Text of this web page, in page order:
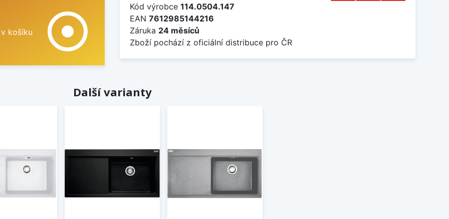
košíku
adjust
Kód výrobce 114.0504.147
EAN 7612985144216
Záruka 24 měsíců
Zboží pochází z oficiální distribuce pro ČR
Další varianty